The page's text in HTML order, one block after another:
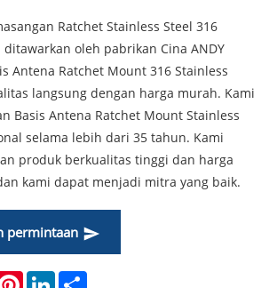
Ratchet Stainless Steel 316
oleh pabrikan Cina ANDY
Antena Ratchet Mount 316 Stainless
langsung dengan harga murah. Kami
Basis Antena Ratchet Mount Stainless
selama lebih dari 35 tahun. Kami
produk berkualitas tinggi dan harga
kami dapat menjadi mitra yang baik.
permintaan
PinterestLinkedIn